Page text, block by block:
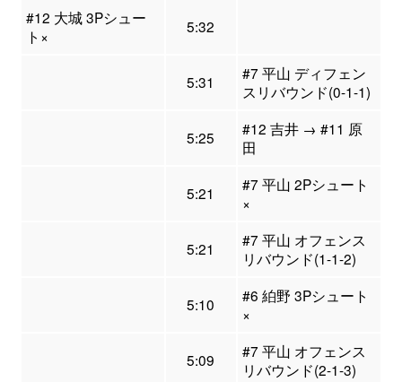
#12 大城 3Pシュー
ト×
5:32
5:31
#7 平山 ディフェン
スリバウンド(0-1-1)
5:25
#12 吉井 → #11 原
田
5:21
#7 平山 2Pシュート
×
5:21
#7 平山 オフェンス
リバウンド(1-1-2)
5:10
#6 絈野 3Pシュート
×
5:09
#7 平山 オフェンス
リバウンド(2-1-3)